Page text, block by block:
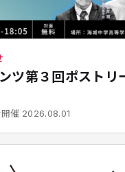
ツ第３回ポストリ
開催 2026.08.01